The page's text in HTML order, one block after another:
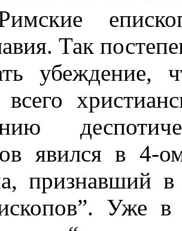
Так
убеждение,
явился в 4-
признавший
Уже